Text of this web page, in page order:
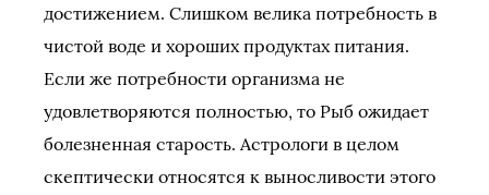
достижением. Слишком велика потребность в
чистой воде и хороших продуктах питания.
Если же потребности организма не
удовлетворяются полностью, то Рыб ожидает
болезненная старость. Астрологи в целом
скептически относятся к выносливости этого